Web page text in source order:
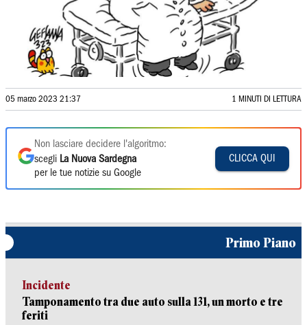
05 marzo 2023 21:37 1 MINUTI DI LETTURA
Non lasciare decidere l'algoritmo:
scegli La Nuova Sardegna
per le tue notizie su Google
CLICCA QUI
Primo Piano
Incidente
Tamponamento tra due auto sulla 131, un morto e tre
feriti